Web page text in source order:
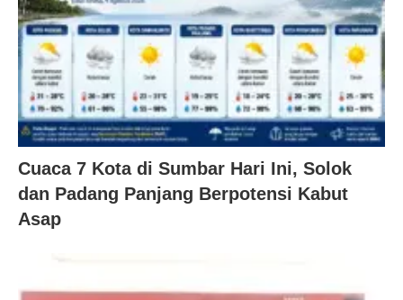
Cuaca 7 Kota di Sumbar Hari Ini, Solok
dan Padang Panjang Berpotensi Kabut
Asap